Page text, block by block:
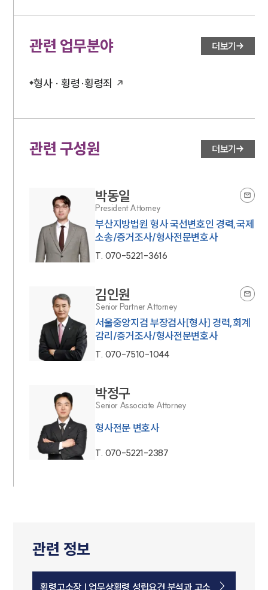
법률서식
대륜법률상담예약
관련 업무분야 더보기
형사 · 횡령·횡령죄
관련 구성원 더보기
박동일
President Attorney
부산지방법원 형사 국선변호인 경력,국제
소송/증거조사/형사전문변호사
T. 070-5221-3616
김인원
Senior Partner Attorney
서울중앙지검 부장검사[형사] 경력,회계
감리/증거조사/형사전문변호사
T. 070-7510-1044
박정구
Senior Associate Attorney
형사전문 변호사
T. 070-5221-2387
관련 정보
횡령고소장 | 업무상횡령 성립요건 분석과 고소